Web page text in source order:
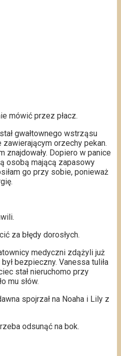
mówić przez płacz.
gwałtownego wstrząsu
orzechy pekan.
znajdowały. Dopiero w panice
osobą mającą zapasowy
go przy sobie, ponieważ
za błędy dorosłych.
medyczni zdążyli już
bezpieczny. Vanessa tuliła
stał nieruchomo przy
mu słów.
spojrzał na Noaha i Lily z
odsunąć na bok.